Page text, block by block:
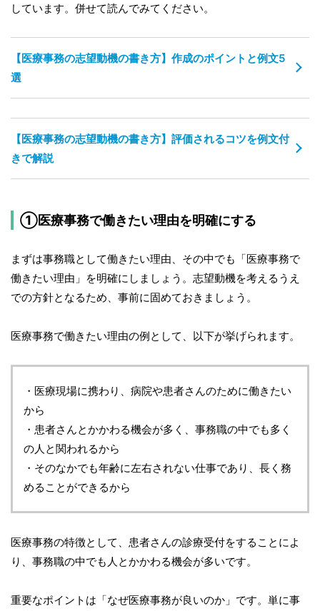
しています。併せて読んでみてください。
【医療事務の志望動機の書き方】作成のポイントと例文5
選
【医療事務の志望動機の書き方】評価されるコツを例文付
きで解説
①医療事務で働きたい理由を明確にする
まずは事務職として働きたい理由、その中でも「医療事務で
働きたい理由」を明確にしましょう。志望動機を考えるうえ
での方針となるため、事前に固めておきましょう。
医療事務で働きたい理由の例として、以下が挙げられます。
・医療現場に携わり、病院や患者さんのために働きたい
から
・患者さんとかかわる機会が多く、事務職の中でも多く
の人と関われるから
・そのなかでも年齢に左右されない仕事であり、長く務
めることができるから
医療事務の特徴として、患者さんの診療受付をすることによ
り、事務職の中でも人とかかわる機会が多いです。
重要なポイントは「なぜ医療事務が良いのか」です。単に事